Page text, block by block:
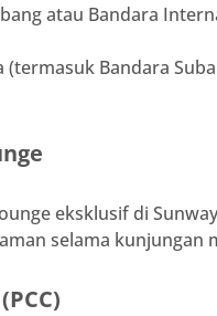
atau Bandara
Bandara
eksklusif di
selama kunjungan